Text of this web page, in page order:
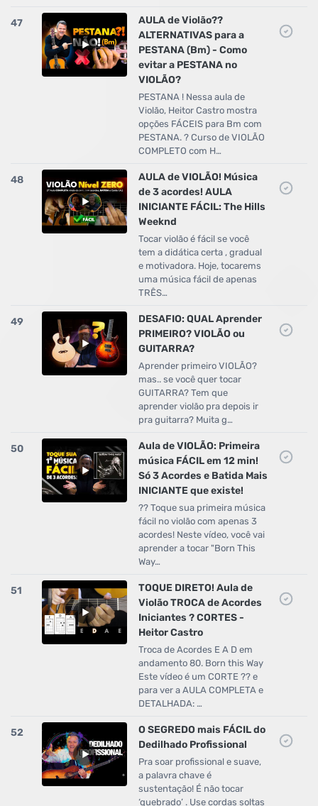
47
AULA de Violão??
ALTERNATIVAS para a
PESTANA (Bm) - Como
evitar a PESTANA no
VIOLÃO?
PESTANA ! Nessa aula de
Violão, Heitor Castro mostra
opções FÁCEIS para Bm com
PESTANA. ? Curso de VIOLÃO
COMPLETO com H…
48
AULA de VIOLÃO! Música
de 3 acordes! AULA
INICIANTE FÁCIL: The Hills
Weeknd
Tocar violão é fácil se você
tem a didática certa , gradual
e motivadora. Hoje, tocarems
uma música fácil de apenas
TRÊS…
49
DESAFIO: QUAL Aprender
PRIMEIRO? VIOLÃO ou
GUITARRA?
Aprender primeiro VIOLÃO?
mas.. se você quer tocar
GUITARRA? Tem que
aprender violão pra depois ir
pra guitarra? Muita g…
50
Aula de VIOLÃO: Primeira
música FÁCIL em 12 min!
Só 3 Acordes e Batida Mais
INICIANTE que existe!
?? Toque sua primeira música
fácil no violão com apenas 3
acordes! Neste vídeo, você vai
aprender a tocar "Born This
Way…
51
TOQUE DIRETO! Aula de
Violão TROCA de Acordes
Iniciantes ? CORTES -
Heitor Castro
Troca de Acordes E A D em
andamento 80. Born this Way
Este vídeo é um CORTE ?? e
para ver a AULA COMPLETA e
DETALHADA: …
52
O SEGREDO mais FÁCIL do
Dedilhado Profissional
Pra soar profissional e suave,
a palavra chave é
sustentação! É não tocar
‘quebrado’ . Use cordas soltas